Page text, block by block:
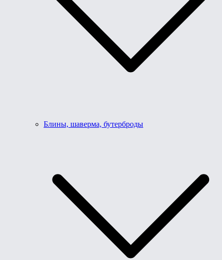
Блины, шаверма, бутерброды